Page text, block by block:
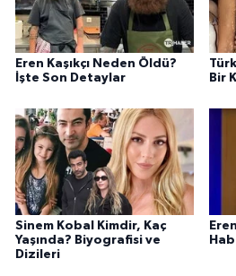
Eren Kaşıkçı Neden Öldü?
İşte Son Detaylar
Bir
Sinem Kobal Kimdir, Kaç
Yaşında? Biyografisi ve
Dizileri